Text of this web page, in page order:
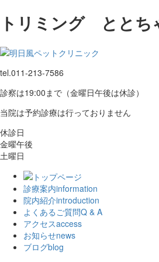
トリミング ととち
tel.011-213-7586
診察は19:00まで（金曜日午後は休診）
当院は予約診療は行っておりません
休診日
金曜午後
土曜日
診療案内information
院内紹介introduction
よくあるご質問Q & A
アクセスaccess
お知らせnews
ブログblog